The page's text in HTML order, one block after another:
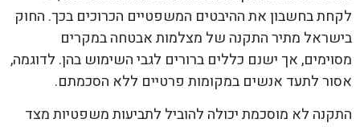
לקחת בחשבון את ההיבטים המשפטיים הכרוכים בכך. החוק
בישראל מתיר התקנה של מצלמות אבטחה במקרים
מסוימים, אך ישנם כללים ברורים לגבי השימוש בהן. לדוגמה,
אסור לתעד אנשים במקומות פרטיים ללא הסכמתם.
התקנה לא מוסכמת יכולה להוביל לתביעות משפטיות מצד